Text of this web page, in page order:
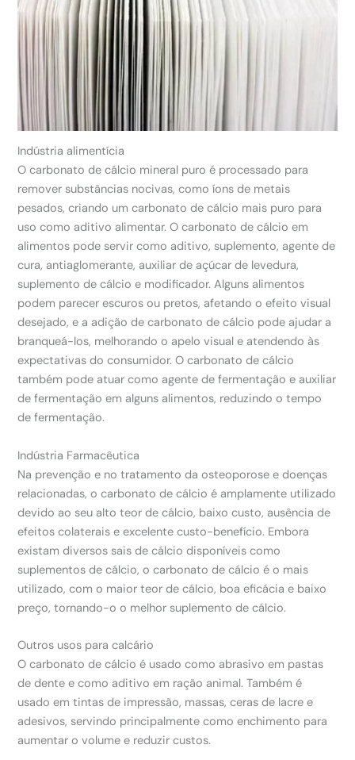
Indústria alimentícia
O carbonato de cálcio mineral puro é processado para
remover substâncias nocivas, como íons de metais
pesados, criando um carbonato de cálcio mais puro para
uso como aditivo alimentar. O carbonato de cálcio em
alimentos pode servir como aditivo, suplemento, agente de
cura, antiaglomerante, auxiliar de açúcar de levedura,
suplemento de cálcio e modificador. Alguns alimentos
podem parecer escuros ou pretos, afetando o efeito visual
desejado, e a adição de carbonato de cálcio pode ajudar a
branqueá-los, melhorando o apelo visual e atendendo às
expectativas do consumidor. O carbonato de cálcio
também pode atuar como agente de fermentação e auxiliar
de fermentação em alguns alimentos, reduzindo o tempo
de fermentação.
Indústria Farmacêutica
Na prevenção e no tratamento da osteoporose e doenças
relacionadas, o carbonato de cálcio é amplamente utilizado
devido ao seu alto teor de cálcio, baixo custo, ausência de
efeitos colaterais e excelente custo-benefício. Embora
existam diversos sais de cálcio disponíveis como
suplementos de cálcio, o carbonato de cálcio é o mais
utilizado, com o maior teor de cálcio, boa eficácia e baixo
preço, tornando-o o melhor suplemento de cálcio.
Outros usos para calcário
O carbonato de cálcio é usado como abrasivo em pastas
de dente e como aditivo em ração animal. Também é
usado em tintas de impressão, massas, ceras de lacre e
adesivos, servindo principalmente como enchimento para
aumentar o volume e reduzir custos.